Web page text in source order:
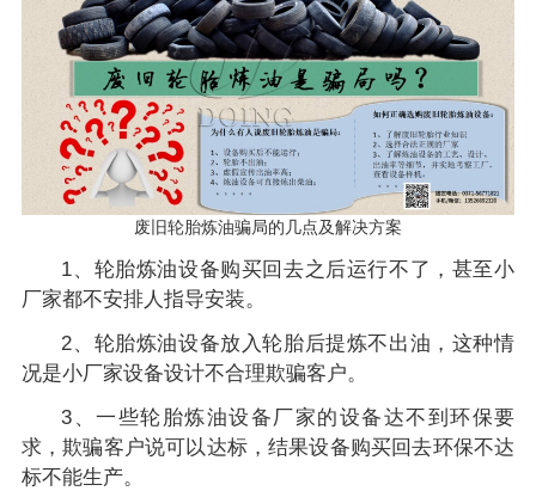
废旧轮胎炼油骗局的几点及解决方案
1、轮胎炼油设备购买回去之后运行不了，甚至小
厂家都不安排人指导安装。
2、轮胎炼油设备放入轮胎后提炼不出油，这种情
况是小厂家设备设计不合理欺骗客户。
3、一些轮胎炼油设备厂家的设备达不到环保要
求，欺骗客户说可以达标，结果设备购买回去环保不达
标不能生产。